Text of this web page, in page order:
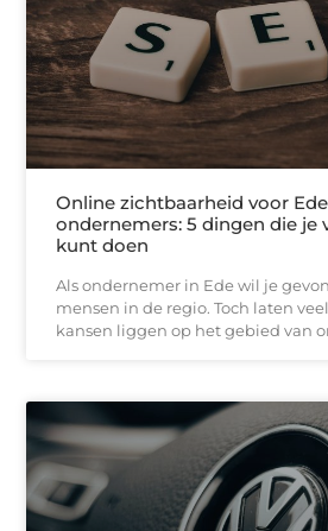
Online zichtbaarheid voor
ondernemers: 5 dingen die je
kunt doen
Als ondernemer in Ede wil je
mensen in de regio. Toch laten
kansen liggen op het gebied van